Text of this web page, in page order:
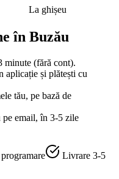
La ghișeu
în Buzău
minute (fără cont).
aplicație și plătești cu
tău, pe bază de
pe email, în 3-5 zile
Livrare 3-5